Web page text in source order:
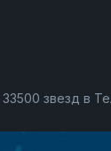
33500 звезд в